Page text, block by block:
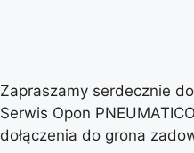
Zapraszamy serdecznie
Serwis Opon
dołączenia do grona